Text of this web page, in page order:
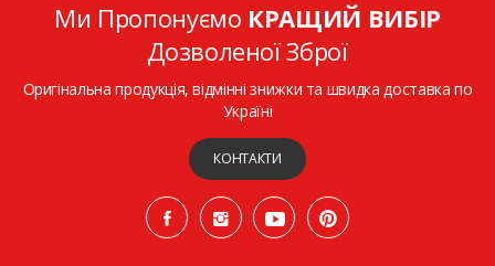
Ми Пропонуємо КРАЩИЙ ВИБІР
Дозволеної Зброї
Оригінальна продукція, відмінні знижки та швидка доставка по
Україні
КОНТАКТИ